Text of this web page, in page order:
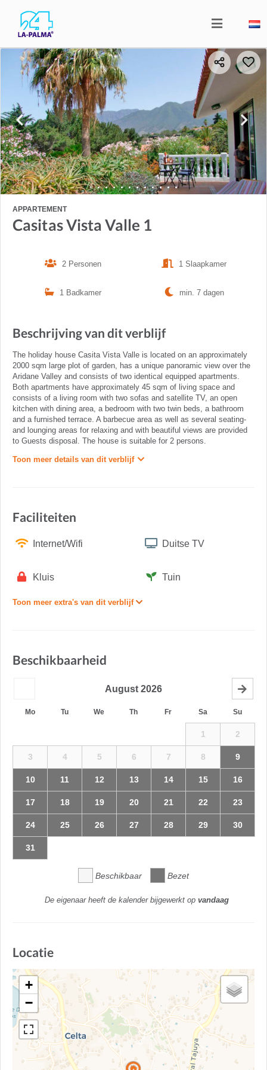
APPARTEMENT
Casitas Vista Valle 1
2 Personen 1 Slaapkamer
1 Badkamer min. 7 dagen
Beschrijving van dit verblijf
The holiday house Casita Vista Valle is located on an approximately
2000 sqm large plot of garden, has a unique panoramic view over the
Aridane Valley and consists of two identical equipped apartments.
Both apartments have approximately 45 sqm of living space and
consists of a living room with two sofas and satellite TV, an open
kitchen with dining area, a bedroom with two twin beds, a bathroom
and a furnished terrace. A barbecue area as well as several seating-
and lounging areas for relaxing and with beautiful views are provided
to Guests disposal. The house is suitable for 2 persons.
Toon meer details van dit verblijf
Faciliteiten
Internet/Wifi Duitse TV
Kluis Tuin
Toon meer extra's van dit verblijf
Beschikbaarheid
August 2026
Mo Tu We Th Fr Sa Su
1 2
3 4 5 6 7 8 9
10 11 12 13 14 15 16
17 18 19 20 21 22 23
24 25 26 27 28 29 30
31
Beschikbaar Bezet
De eigenaar heeft de kalender bijgewerkt op vandaag
Locatie
+
−